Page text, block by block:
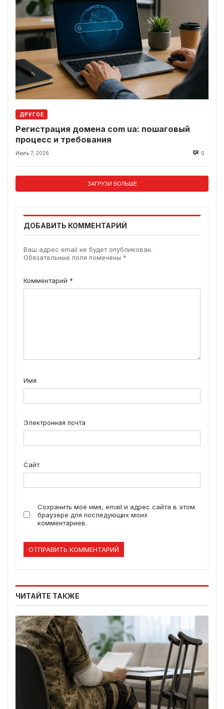
ДРУГОЕ
Регистрация домена com ua: пошаговый
процесс и требования
Июль 7, 2026 0
ЗАГРУЗИ БОЛЬШЕ
ДОБАВИТЬ КОММЕНТАРИЙ
Ваш адрес email не будет опубликован.
Обязательные поля помечены *
Комментарий *
Имя
Электронная почта
Сайт
Сохранить моё имя, email и адрес сайта в этом
браузере для последующих моих
комментариев.
ЧИТАЙТЕ ТАКЖЕ